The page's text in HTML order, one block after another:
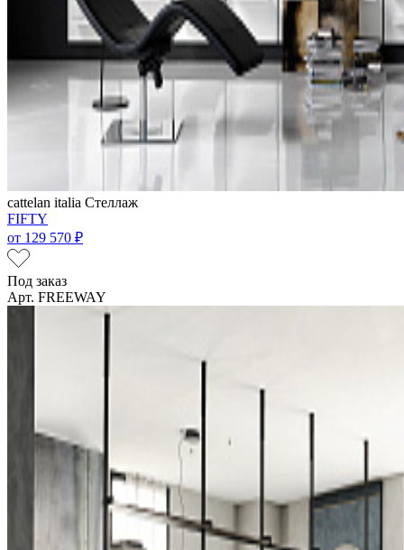
cattelan italia Стеллаж
FIFTY
от 129 570 ₽
Под заказ
Арт. FREEWAY